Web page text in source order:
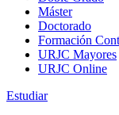
Máster
Doctorado
Formación
URJC Mayores
URJC Online
Estudiar